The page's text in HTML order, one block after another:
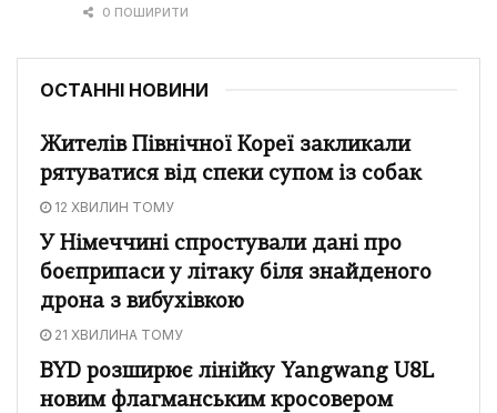
0 ПОШИРИТИ
ОСТАННІ НОВИНИ
Жителів Північної Кореї закликали
рятуватися від спеки супом із собак
12 ХВИЛИН ТОМУ
У Німеччині спростували дані про
боєприпаси у літаку біля знайденого
дрона з вибухівкою
21 ХВИЛИНА ТОМУ
BYD розширює лінійку Yangwang U8L
новим флагманським кросовером